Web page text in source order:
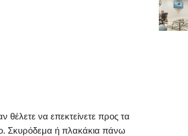
θέλετε να επεκτείνετε προς τα
Σκυρόδεμα ή πλακάκια πάνω